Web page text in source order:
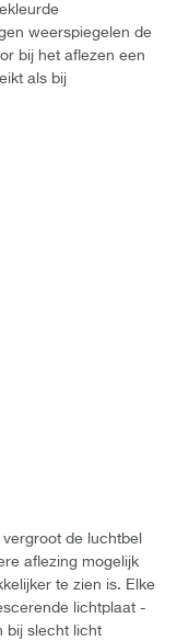
weerspiegelen de
bij het aflezen een
als bij
de luchtbel
aflezing mogelijk
te zien is. Elke
lichtplaat -
bij slecht licht